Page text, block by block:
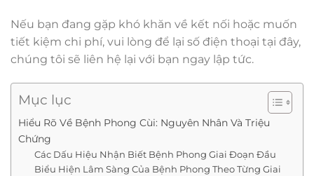
Nếu bạn đang gặp khó khăn về kết nối hoặc muốn
tiết kiệm chi phí, vui lòng để lại số điện thoại tại đây,
chúng tôi sẽ liên hệ lại với bạn ngay lập tức.
Mục lục
Hiểu Rõ Về Bệnh Phong Cùi: Nguyên Nhân Và Triệu
Chứng
Các Dấu Hiệu Nhận Biết Bệnh Phong Giai Đoạn Đầu
Biểu Hiện Lâm Sàng Của Bệnh Phong Theo Từng Giai